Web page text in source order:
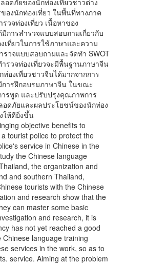
อดภัยของนักท่องเที่ยวชาวต่าง
องนักท่องเที่ยว ในพื้นที่ทางภาค
วจท่องเที่ยว เนื้อหาของ
การสำรวจแบบสอบถามเกี่ยวกับ
ที่ยวในการใช้ภาษาและความ
วจแบบสอบถามและจัดทำ SWOT
รวจท่องเที่ยวจะมีพื้นฐานภาษาจีน
องเที่ยวชาวจีนได้มากจากการ
การฝึกอบรมภาษาจีน ในขณะ
ารพูด และปรับปรุงคุณภาพการ
อดภัยและผลประโยชน์ของนักท่อง
ให้ดียิ่งขึ้น
objective benefits to
tourist police to protect the
service in Chinese in the
the Chinese language
the organization and
and southern Thailand,
tourists with the Chinese
and research show that the
can master some basic
and research, it is
has not yet reached a good
language training
services in the work, so as to
service. Aiming at the problem